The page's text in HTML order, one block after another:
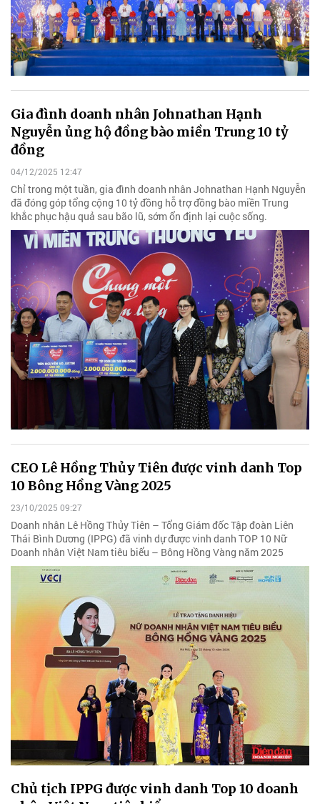
Gia đình doanh nhân Johnathan Hạnh
Nguyễn ủng hộ đồng bào miền Trung 10 tỷ
đồng
04/12/2025 12:47
Chỉ trong một tuần, gia đình doanh nhân Johnathan Hạnh Nguyễn
đã đóng góp tổng cộng 10 tỷ đồng hỗ trợ đồng bào miền Trung
khắc phục hậu quả sau bão lũ, sớm ổn định lại cuộc sống.
CEO Lê Hồng Thủy Tiên được vinh danh Top
10 Bông Hồng Vàng 2025
23/10/2025 09:27
Doanh nhân Lê Hồng Thủy Tiên – Tổng Giám đốc Tập đoàn Liên
Thái Bình Dương (IPPG) đã vinh dự được vinh danh TOP 10 Nữ
Doanh nhân Việt Nam tiêu biểu – Bông Hồng Vàng năm 2025
Chủ tịch IPPG được vinh danh Top 10 doanh